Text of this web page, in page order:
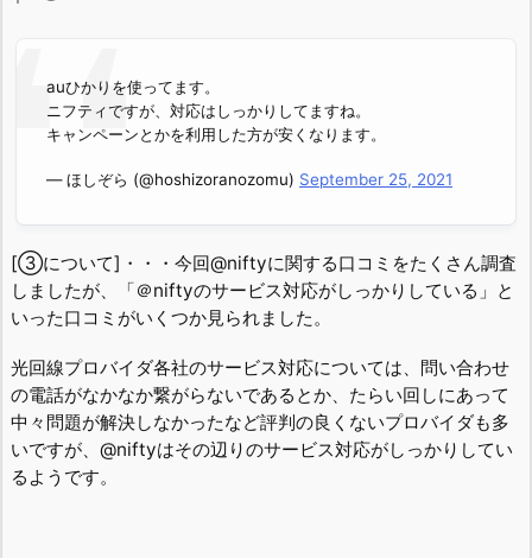
auひかりを使ってます。
ニフティですが、対応はしっかりしてますね。
キャンペーンとかを利用した方が安くなります。
— ほしぞら (@hoshizoranozomu) September 25, 2021
[③について]・・・今回@niftyに関する口コミをたくさん調査
しましたが、「＠niftyのサービス対応がしっかりしている」と
いった口コミがいくつか見られました。
光回線プロバイダ各社のサービス対応については、問い合わせ
の電話がなかなか繋がらないであるとか、たらい回しにあって
中々問題が解決しなかったなど評判の良くないプロバイダも多
いですが、@niftyはその辺りのサービス対応がしっかりしてい
るようです。